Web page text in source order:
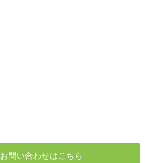
お問い合わせはこちら